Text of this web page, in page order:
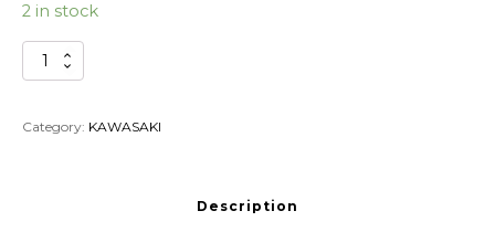
2 in stock
PEDAL
CAMBIOS
ZR750
Category: KAWASAKI
Description